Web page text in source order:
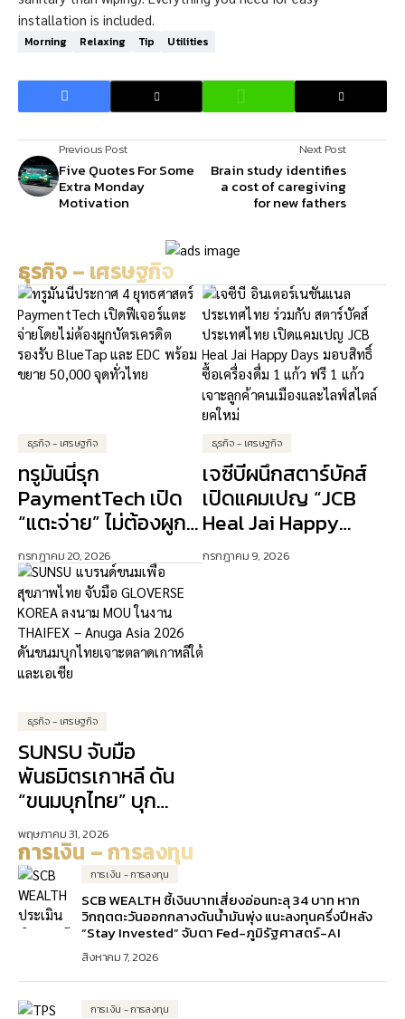
installation is included.
Morning Relaxing Tip Utilities
Previous Post
Five Quotes For Some
Extra Monday
Motivation
Next Post
Brain study identifies
a cost of caregiving
for new fathers
ธุรกิจ – เศรษฐกิจ
ธุรกิจ - เศรษฐกิจ
ทรูมันนี่รุก
PaymentTech เปิด
“แตะจ่าย” ไม่ต้องผูก
บัตรเครดิต ปักธง AI
ขับเคลื่อนการเงิน
ดิจิทัล
กรกฎาคม 20, 2026
ธุรกิจ - เศรษฐกิจ
เจซีบีผนึกสตาร์บัคส์
เปิดแคมเปญ “JCB
Heal Jai Happy
Days” ดัน Lifestyle
Experience เจาะ
กรกฎาคม 9, 2026
ธุรกิจ - เศรษฐกิจ
SUNSU จับมือ
พันธมิตรเกาหลี ดัน
“ขนมบุกไทย” บุก
ตลาดเอเชีย
พฤษภาคม 31, 2026
การเงิน – การลงทุน
การเงิน - การลงทุน
SCB WEALTH ชี้เงินบาทเสี่ยงอ่อนทะลุ 34 บาท หาก
วิกฤตตะวันออกกลางดันน้ำมันพุ่ง แนะลงทุนครึ่งปีหลัง
“Stay Invested” จับตา Fed-ภูมิรัฐศาสตร์-AI
สิงหาคม 7, 2026
การเงิน - การลงทุน